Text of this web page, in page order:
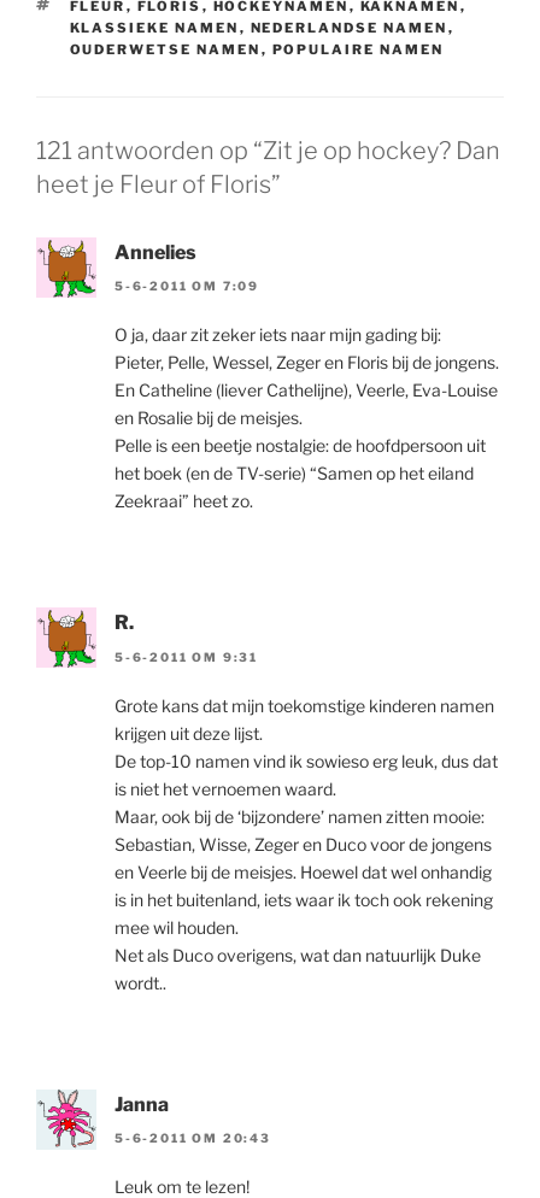
TAGS
FLEUR , FLORIS , HOCKEYNAMEN , KAKNAMEN ,
KLASSIEKE NAMEN , NEDERLANDSE NAMEN ,
OUDERWETSE NAMEN , POPULAIRE NAMEN
121 antwoorden op “Zit je op hockey? Dan
heet je Fleur of Floris”
Annelies
5-6-2011 OM 7:09
O ja, daar zit zeker iets naar mijn gading bij:
Pieter, Pelle, Wessel, Zeger en Floris bij de jongens.
En Catheline (liever Cathelijne), Veerle, Eva-Louise
en Rosalie bij de meisjes.
Pelle is een beetje nostalgie: de hoofdpersoon uit
het boek (en de TV-serie) “Samen op het eiland
Zeekraai” heet zo.
R.
5-6-2011 OM 9:31
Grote kans dat mijn toekomstige kinderen namen
krijgen uit deze lijst.
De top-10 namen vind ik sowieso erg leuk, dus dat
is niet het vernoemen waard.
Maar, ook bij de ‘bijzondere’ namen zitten mooie:
Sebastian, Wisse, Zeger en Duco voor de jongens
en Veerle bij de meisjes. Hoewel dat wel onhandig
is in het buitenland, iets waar ik toch ook rekening
mee wil houden.
Net als Duco overigens, wat dan natuurlijk Duke
wordt..
Janna
5-6-2011 OM 20:43
Leuk om te lezen!